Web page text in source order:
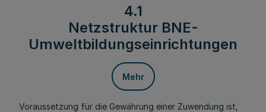
4.1
Netzstruktur BNE-
Umweltbildungseinrichtungen
Mehr
Voraussetzung für die Gewährung einer Zuwendung ist,